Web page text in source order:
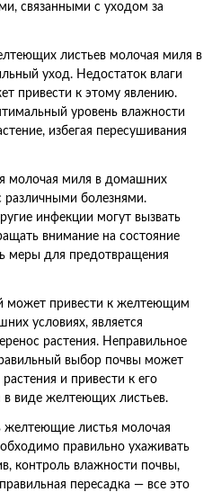
связанными с уходом за
листьев молочая миля в
уход. Недостаток влаги
привести к этому явлению.
уровень влажности
избегая пересушивания
молочая миля в домашних
различными болезнями.
инфекции могут вызвать
внимание на состояние
меры для предотвращения
может привести к желтеющим
условиях, является
растения. Неправильное
выбор почвы может
и привести к его
в виде желтеющих листьев.
желтеющие листья молочая
правильно ухаживать
контроль влажности почвы,
пересадка — все это